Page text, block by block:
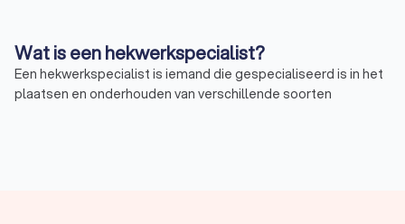
Wat is een hekwerkspecialist?
Een hekwerkspecialist is iemand die gespecialiseerd is in het
plaatsen en onderhouden van verschillende soorten